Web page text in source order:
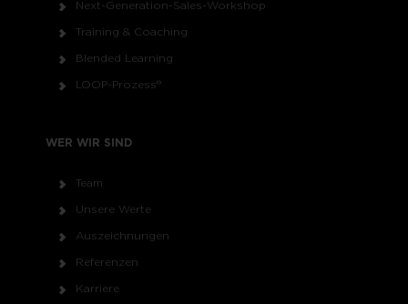
Next-Generation-Sales-Workshop
Training & Coaching
Blended Learning
LOOP-Prozess®
WER WIR SIND
Team
Unsere Werte
Auszeichnungen
Referenzen
Karriere